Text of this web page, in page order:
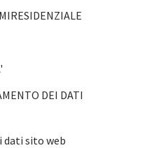
DEI DATI
dati sito web